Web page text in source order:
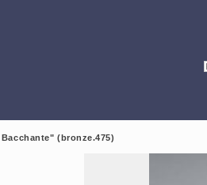
(bronze.475)